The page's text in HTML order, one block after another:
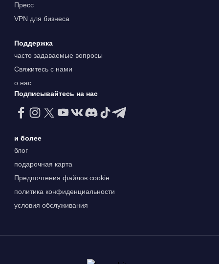
Пресс
VPN для бизнеса
Поддержка
часто задаваемые вопросы
Свяжитесь с нами
о нас
Подписывайтесь на нас
и более
блог
подарочная карта
Предпочтения файлов cookie
политика конфиденциальности
условия обслуживания